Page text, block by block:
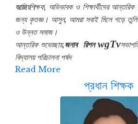
হয়েছে।
আমি শিক্ষক, অভিভাবক ও শিক্ষার্থীদের
জন্য কৃতজ্ঞ। আসুন, আমরা সবাই মিলে গড়ে তুলি
ও উন্নত সমাজ।
আন্তরিক শুভেচ্ছায়,জনাব রিপনwgTv
বিদ্যালয় পরিচালনা পর্ষদ
Read More
প্রধান শিক্ষক